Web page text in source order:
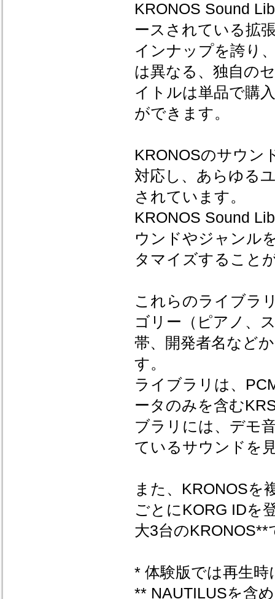
KRONOS Sound
ースされている拡
インナップを誇り
は異なる、独自の
イトルは単品で購
ができます。
KRONOSのサウン
対応し、あらゆる
されています。
KRONOS Sound
ウンドやジャンル
タマイズすること
これらのライブラ
ゴリー（ピアノ、
帯、開発者名など
す。
ライブラリは、
ータのみを含む
ブラリには、デモ
ているサウンドを
また、KRONOSを
ごとにKORG IDを
大3台の
* 体験版では再生
** NAUTILUSを含